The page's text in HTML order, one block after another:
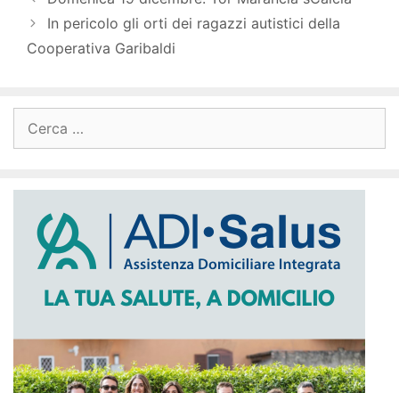
In pericolo gli orti dei ragazzi autistici della
Cooperativa Garibaldi
per: